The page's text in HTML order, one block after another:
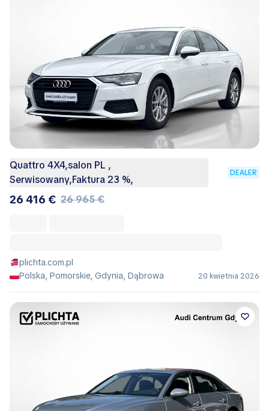
Quattro 4X4,salon PL ,
Serwisowany,Faktura 23 %,
DEALER
26 416 € 26 965 €
plichta.com.pl
Polska, Pomorskie, Gdynia, Dąbrowa
20 kwietnia 2026